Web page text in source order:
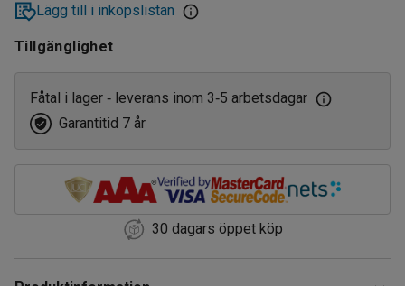
Lägg till i inköpslistan
Tillgänglighet
Fåtal i lager ‑ leverans inom 3‑5 arbetsdagar
Garantitid 7 år
30 dagars öppet köp